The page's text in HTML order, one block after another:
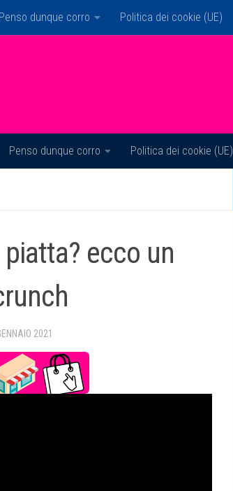
Penso dunque corro Politica dei cookie (UE)
Penso dunque corro Politica dei cookie (UE)
ecco un
2021